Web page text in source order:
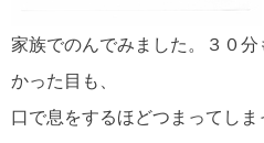
家族でのんでみました。３０
かった目も、
口で息をするほどつまってし